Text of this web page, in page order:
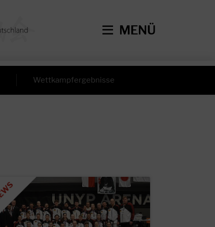
MENÜ
Wettkampfergebnisse